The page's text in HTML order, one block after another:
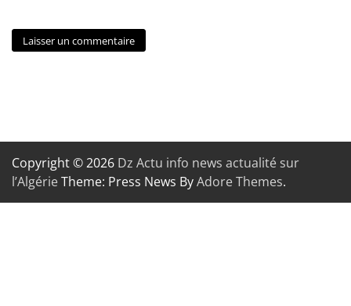
Copyright © 2026 Dz Actu info news actualité sur
l’AlgérieTheme: Press News ByAdore Themes.